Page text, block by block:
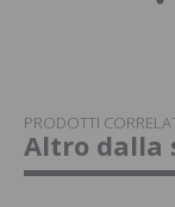
PRODOTTI
Altro dalla